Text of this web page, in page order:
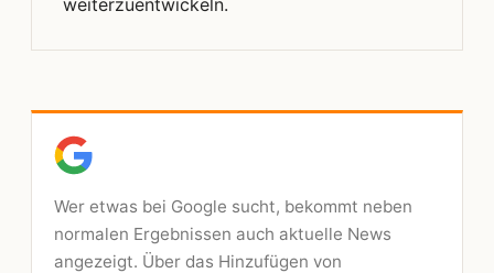
Wer etwas bei Google sucht, bekommt neben
normalen Ergebnissen auch aktuelle News
angezeigt. Über das Hinzufügen von